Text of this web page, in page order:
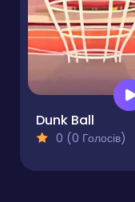
Dunk Ball
0 (0 Голосів)